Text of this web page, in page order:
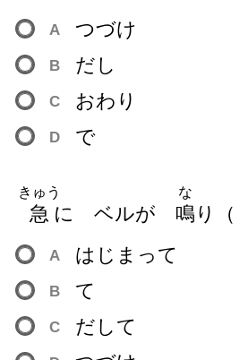
A つづけ
B だし
C おわり
D で
急
きゅう
に ベルが 鳴
な
り （
A はじまって
B て
C だして